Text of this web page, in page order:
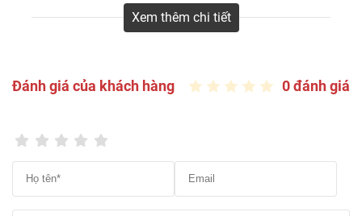
– Sàn Đẹp hàng tháng, hàng năm sẽ có các chương
trình sale sàn nhựa giá sốc, khách hàng thường
– Nhiều thương hiệu sàn nhựa giá rẻ, phong cách
khác nhau được các nhà sản xuất tung ra hàng
thay thế do lỗi mốt.
– Màu sắc sàn nhựa lát sàn không còn hợp thời,
không hợp xu hướng màu sắc hiện nay, khách hàng
ít lựa chọn.
Xem thêm chi tiết
Đánh giá của khách hàng 0 đánh giá